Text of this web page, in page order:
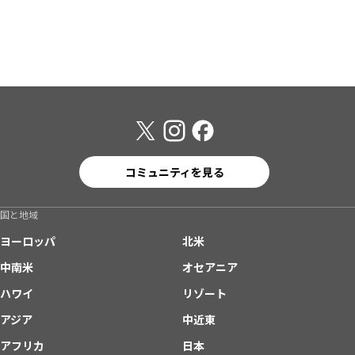
コミュニティを見る
国と地域
ヨーロッパ
北米
中南米
オセアニア
ハワイ
リゾート
アジア
中近東
アフリカ
日本